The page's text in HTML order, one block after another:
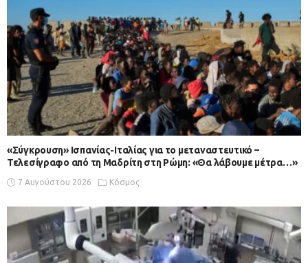
«Σύγκρουση» Ισπανίας-Ιταλίας για το μεταναστευτικό –
Τελεσίγραφο από τη Μαδρίτη στη Ρώμη: «Θα λάβουμε μέτρα…»
7 Αυγούστου 2026 Κόσμος